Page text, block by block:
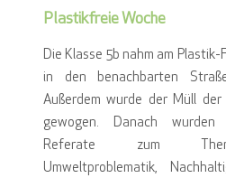
Plastikfreie Woche
Die Klasse 5b nahm am
in den benachbarten
Außerdem wurde der Müll
gewogen. Danach wurden
Referate zum
Umweltproblematik,